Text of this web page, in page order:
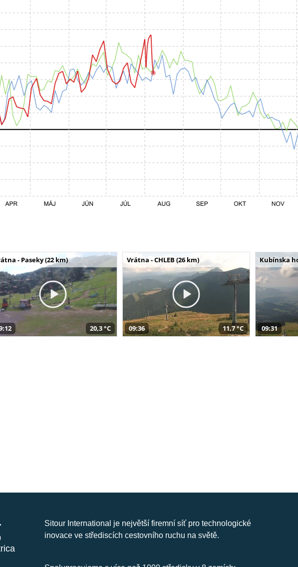
- Paseky (22 km)
20,3 °C
Vrátna - CHLEB (26 km)
09:36 11,7 °C
Kubínska
09:31
Sitour International je největší firemní síť pro technologické
inovace ve střediscích cestovního ruchu na světě.